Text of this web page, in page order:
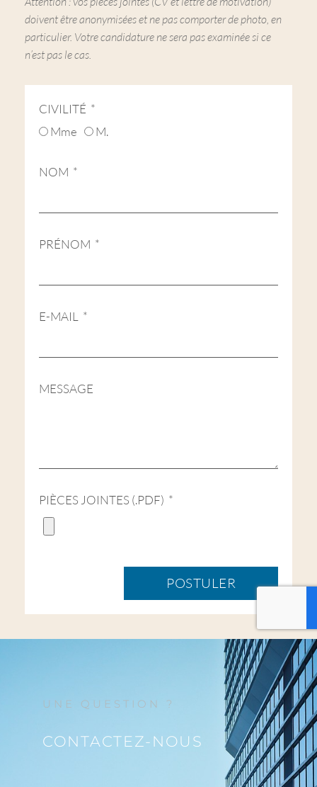
doivent être anonymisées et ne pas comporter de photo, en
particulier. Votre candidature ne sera pas examinée si ce
n’est pas le cas.
CIVILITÉ
Mme
M.
NOM
PRÉNOM
E-MAIL
MESSAGE
PIÈCES JOINTES (.PDF)
POSTULER
UNE QUESTION ?
CONTACTEZ-NOUS